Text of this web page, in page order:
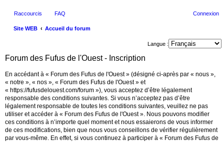
Raccourcis FAQ Connexion
Site WEB
Accueil du forum
ec
er
Langue :
Forum des Fufus de l'Ouest - Inscription
En accédant à « Forum des Fufus de l'Ouest » (désigné ci-après par « nous »,
« notre », « nos », « Forum des Fufus de l'Ouest » et
« https://fufusdelouest.com/forum »), vous acceptez d’être légalement
responsable des conditions suivantes. Si vous n’acceptez pas d’être
légalement responsable de toutes les conditions suivantes, veuillez ne pas
utiliser et accéder à « Forum des Fufus de l'Ouest ». Nous pouvons modifier
ces conditions à n’importe quel moment et nous essaierons de vous informer
de ces modifications, bien que nous vous conseillons de vérifier régulièrement
par vous-même. En effet, si vous continuez à participer à « Forum des Fufus de